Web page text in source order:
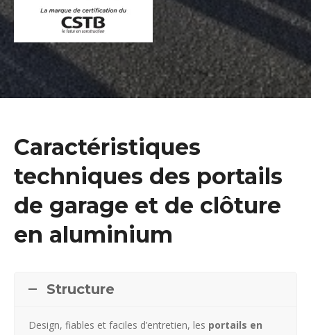
Caractéristiques
techniques des portails
de garage et de clôture
en aluminium
Structure
Design, fiables et faciles d’entretien, les portails en